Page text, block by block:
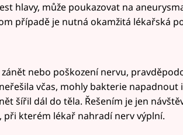
hlavy, může poukazovat na
případě je nutná okamžitá lékařská
nebo poškození nervu,
včas, mohly bakterie napadnout
šířil dál do těla. Řešením je jen
kterém lékař nahradí nerv výplní.